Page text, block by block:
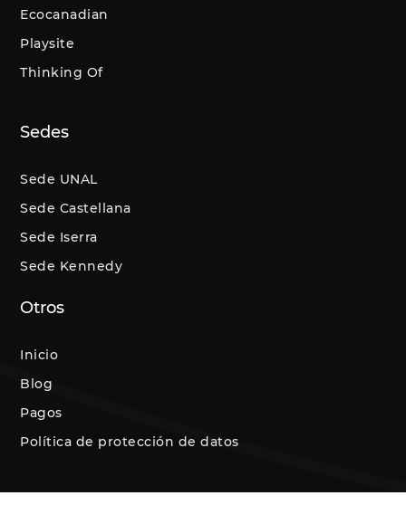
Ecocanadian
Playsite
Thinking Of
Sedes
Sede UNAL
Sede Castellana
Sede Iserra
Sede Kennedy
Otros
Inicio
Blog
Pagos
Política de protección de datos